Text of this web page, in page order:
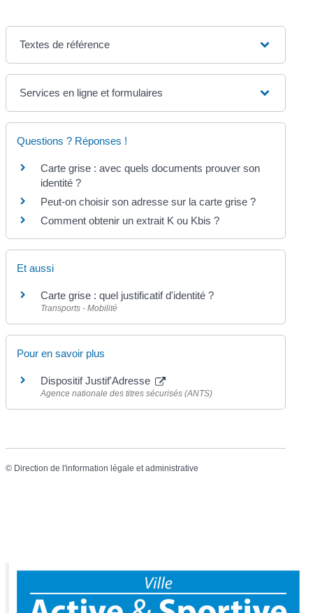
Textes de référence
Services en ligne et formulaires
Questions ? Réponses !
Carte grise : avec quels documents prouver son
identité ?
Peut-on choisir son adresse sur la carte grise ?
Comment obtenir un extrait K ou Kbis ?
Et aussi
Carte grise : quel justificatif d'identité ?
Transports - Mobilité
Pour en savoir plus
Dispositif Justif'Adresse
Agence nationale des titres sécurisés (ANTS)
© Direction de l'information légale et administrative